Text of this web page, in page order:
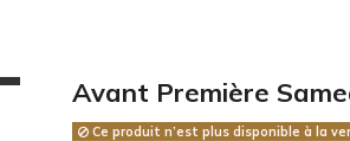
Avant Première
Ce produit n’est plus disponible à la